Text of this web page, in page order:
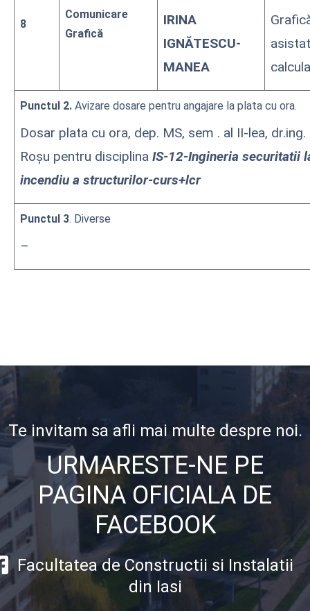
8
Comunicare
Grafică
IRINA
IGNĂTESCU-
MANEA
Punctul 2. Avizare dosare pentru angajare la plata cu ora.
Dosar plata cu ora, dep. MS, sem . al II-lea,
Roșu pentru disciplina IS-12-Ingineria securitatii
incendiu a structurilor-curs+lcr
Punctul 3. Diverse
–
Te invitam sa afli mai multe despre noi.
URMARESTE-NE PE
PAGINA OFICIALA DE
FACEBOOK
Facultatea de Constructii si Instalatii
din Iasi